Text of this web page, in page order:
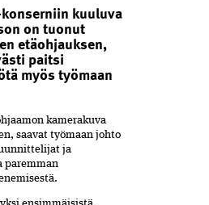
kuuluva
on tuonut
etäohjauksen,
paitsi
myös työmaan
kamerakuva
saavat työmaan johto
ja
paremman